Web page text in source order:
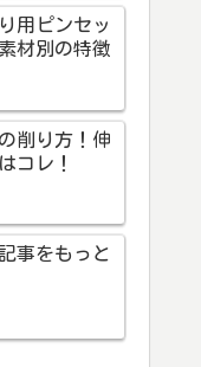
用ピンセッ
材別の特徴
削り方！伸
コレ！
事をもっと